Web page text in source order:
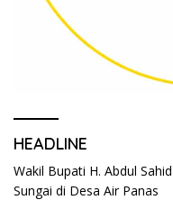
HEADLINE
Wakil Bupati H. Abdul
Sungai di Desa Air Panas